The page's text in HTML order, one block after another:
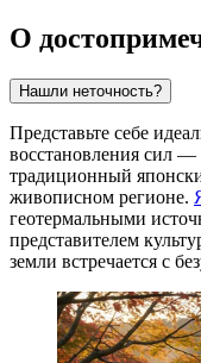
О
Нашли неточность?
Представьте себе
восстановления сил —
традиционный
живописном регионе.
геотермальными
представителем
земли встречается с